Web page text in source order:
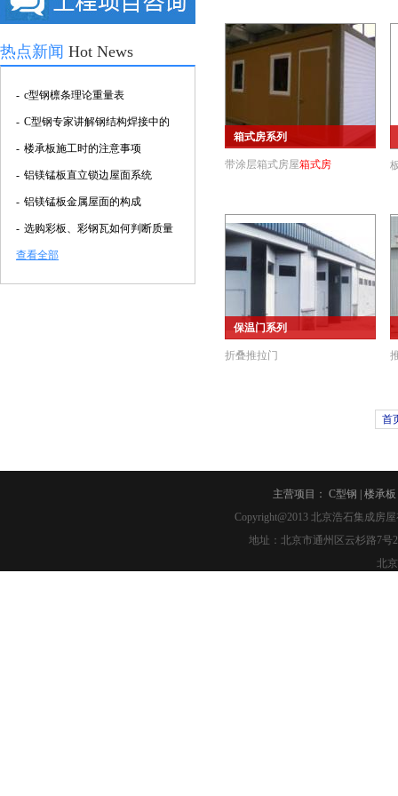
热点新闻 Hot News
- c型钢檩条理论重量表
- C型钢专家讲解钢结构焊接中的
- 楼承板施工时的注意事项
- 铝镁锰板直立锁边屋面系统
- 铝镁锰板金属屋面的构成
- 选购彩板、彩钢瓦如何判断质量
查看全部
箱式房系列
带涂层箱式房屋箱式房
保温门系列
折叠推拉门
首
主营项目： C型钢 楼承板
Copyright@2013北京浩石集成房
地址：北京市通州区云杉路7号
北